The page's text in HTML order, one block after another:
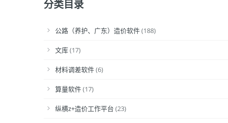
分类目录
公路（养护、广东）造价软件(188)
文库(17)
材料调差软件(6)
算量软件(17)
纵横z+造价工作平台 (23)